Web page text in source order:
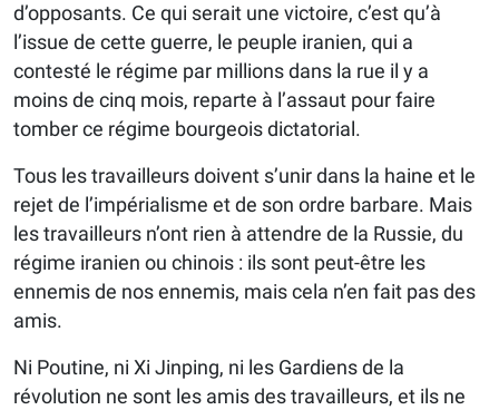
d’opposants. Ce qui serait une victoire, c’est qu’à
l’issue de cette guerre, le peuple iranien, qui a
contesté le régime par millions dans la rue il y a
moins de cinq mois, reparte à l’assaut pour faire
tomber ce régime bourgeois dictatorial.
Tous les travailleurs doivent s’unir dans la haine et le
rejet de l’impérialisme et de son ordre barbare. Mais
les travailleurs n’ont rien à attendre de la Russie, du
régime iranien ou chinois : ils sont peut-être les
ennemis de nos ennemis, mais cela n’en fait pas des
amis.
Ni Poutine, ni Xi Jinping, ni les Gardiens de la
révolution ne sont les amis des travailleurs, et ils ne